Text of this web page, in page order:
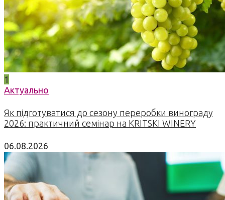
1
Актуально
Як підготуватися до сезону переробки винограду
2026: практичний семінар на KRITSKI WINERY
06.08.2026